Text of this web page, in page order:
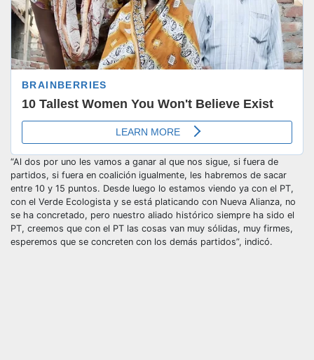
“Al dos por uno les vamos a ganar al que nos sigue, si fuera de
partidos, si fuera en coalición igualmente, les habremos de sacar
entre 10 y 15 puntos. Desde luego lo estamos viendo ya con el PT,
con el Verde Ecologista y se está platicando con Nueva Alianza, no
se ha concretado, pero nuestro aliado histórico siempre ha sido el
PT, creemos que con el PT las cosas van muy sólidas, muy firmes,
esperemos que se concreten con los demás partidos”, indicó.